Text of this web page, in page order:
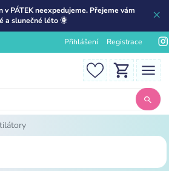
PÁTEK neexpedujeme. Přejeme vám
a slunečné léto 🌞
Přihlášení Registrace